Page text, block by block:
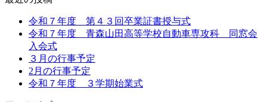
令和７年度 第４３回卒業証書授与式
令和７年度 青森山田高等学校自動車専攻科 同窓会
入会式
３月の行事予定
2月の行事予定
令和７年度 ３学期始業式